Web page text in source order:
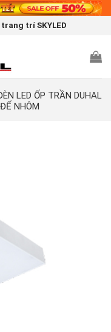
trí SKYLED
LED ỐP TRẦN DUHAL
NHÔM